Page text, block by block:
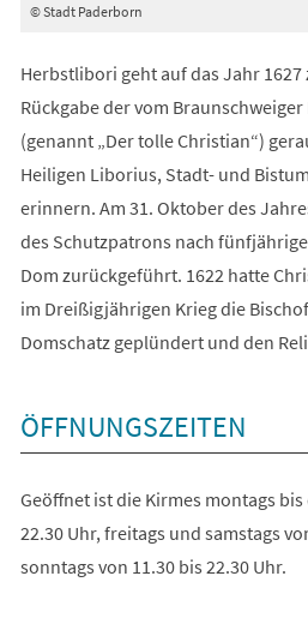
© Stadt Paderborn
Herbstlibori geht auf das Jahr 1627
Rückgabe der vom
(genannt „Der tolle Christian“)
Heiligen Liborius, Stadt- und
erinnern. Am 31. Oktober des
des Schutzpatrons nach
Dom zurückgeführt. 1622 hatte
im Dreißigjährigen Krieg die
Domschatz geplündert und den
ÖFFNUNGSZEITEN
Geöffnet ist die Kirmes montags
22.30 Uhr, freitags und samstags
sonntags von 11.30 bis 22.30 Uhr.